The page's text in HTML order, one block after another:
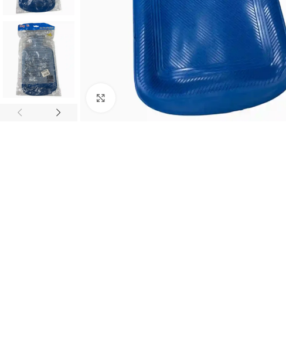
Haz clic para ampliar